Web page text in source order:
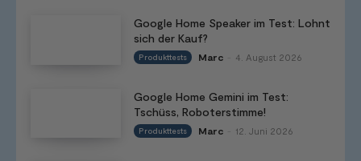
Google Home Speaker im Test: Lohnt
sich der Kauf?
Produkttests Marc 4. August 2026
Google Home Gemini im Test:
Tschüss, Roboterstimme!
Produkttests Marc 12. Juni 2026